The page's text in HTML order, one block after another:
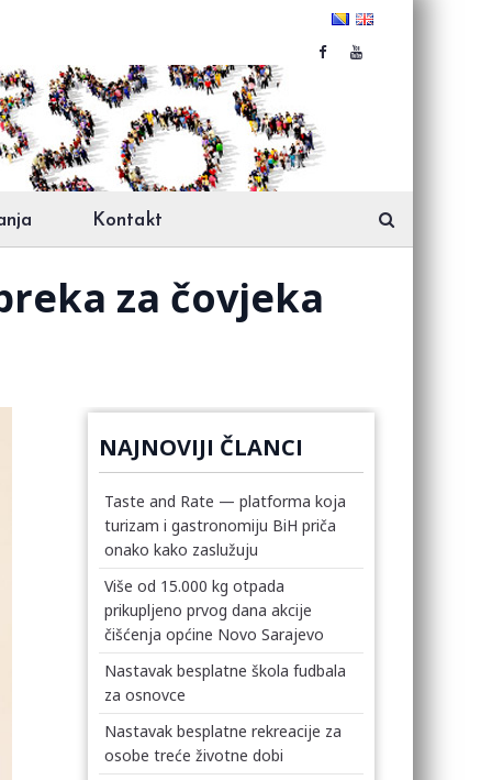
Kontakt
za čovjeka
NAJNOVIJI ČLANCI
Taste and Rate — platforma koja
turizam i gastronomiju BiH priča
onako kako zaslužuju
Više od 15.000 kg otpada
prikupljeno prvog dana akcije
čišćenja općine Novo Sarajevo
Nastavak besplatne škola fudbala
za osnovce
Nastavak besplatne rekreacije za
osobe treće životne dobi